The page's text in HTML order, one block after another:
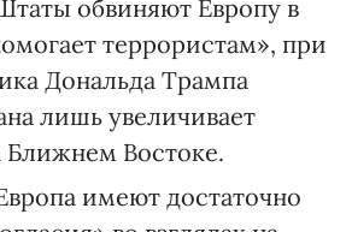
обвиняют Европу в
террористам», при
Дональда Трампа
лишь увеличивает
Ближнем Востоке.
имеют достаточно